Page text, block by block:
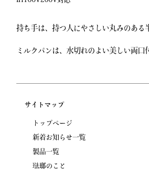
持ち手は、持つ人にやさしい丸みのある
ミルクパンは、水切れのよい美しい両口
サイトマップ
トップページ
新着お知らせ一覧
製品一覧
琺瑯のこと